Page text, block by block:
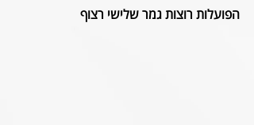
הפועלות רוצות גמר שלישי רצוף